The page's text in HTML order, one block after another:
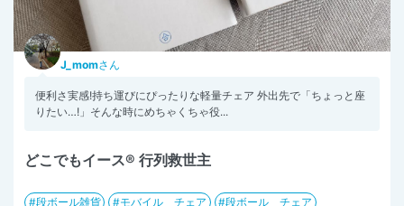
J_momさん
便利さ実感!持ち運びにぴったりな軽量チェア 外出先で「ちょっと座
りたい…!」そんな時にめちゃくちゃ役...
どこでもイース® 行列救世主
段ボール雑貨 モバイル チェア
段ボール チェア